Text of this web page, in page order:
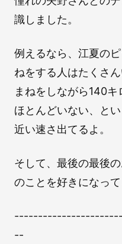
識しました。
例えるなら、江夏の
ねをする人はたくさ
まねをしながら140
ほとんどいない、と
近い速さ出てるよ。
そして、最後の最後
のことを好きになっ
--